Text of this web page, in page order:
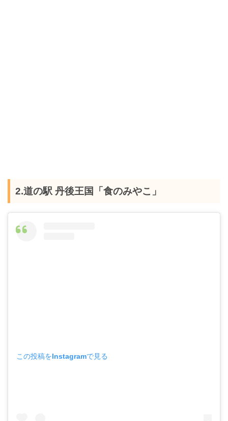
2.道の駅 丹後王国「食のみやこ」
この投稿をInstagramで見る